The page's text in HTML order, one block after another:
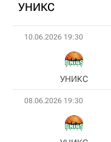
УНИКС
10.06.2026 19:30
УНИКС
08.06.2026 19:30